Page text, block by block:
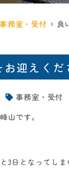
事務室・受付 良
お迎えくだ
事務室・受付
山です。
3日となってしま